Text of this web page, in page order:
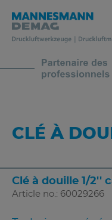
CLÉ À
Clé à douille 1/2''
Article no.: 60029266